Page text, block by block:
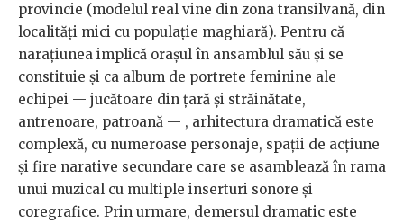
provincie (modelul real vine din zona transilvană, din
localități mici cu populație maghiară). Pentru că
narațiunea implică orașul în ansamblul său și se
constituie și ca album de portrete feminine ale
echipei — jucătoare din țară și străinătate,
antrenoare, patroană — , arhitectura dramatică este
complexă, cu numeroase personaje, spații de acțiune
și fire narative secundare care se asamblează în rama
unui muzical cu multiple inserturi sonore și
coregrafice. Prin urmare, demersul dramatic este